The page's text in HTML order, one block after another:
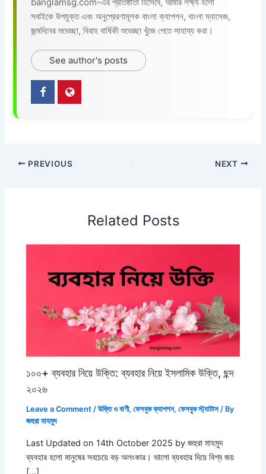
সবাইকে উপযুক্ত এবং অনুপ্রেরণামূলক বাংলা ক্যাপশন, বাংলা ম্যাসেজ,
জন্মদিনের শুভেচ্ছা, বিবাহ বার্ষিকী শুভেচ্ছা খুঁজে পেতে সাহায্য করা।
See author's posts
PREVIOUS NEXT
Related Posts
১০০+ ব্যবহার নিয়ে উক্তি: ব্যবহার নিয়ে ইসলামিক উক্তি, ছন্দ
২০২৬
Leave a Comment /উক্তি ও বাণী,ফেসবুক ক্যাপশন,ফেসবুক স্ট্যাটাস/ By
জহুরা মাহমুদ
Last Updated on 14th October 2025 by জহুরা মাহমুদ
ব্যবহার হলো মানুষের সবচেয়ে বড় অলংকার। ভালো ব্যবহার দিয়ে বিশ্ব জয়
[…]